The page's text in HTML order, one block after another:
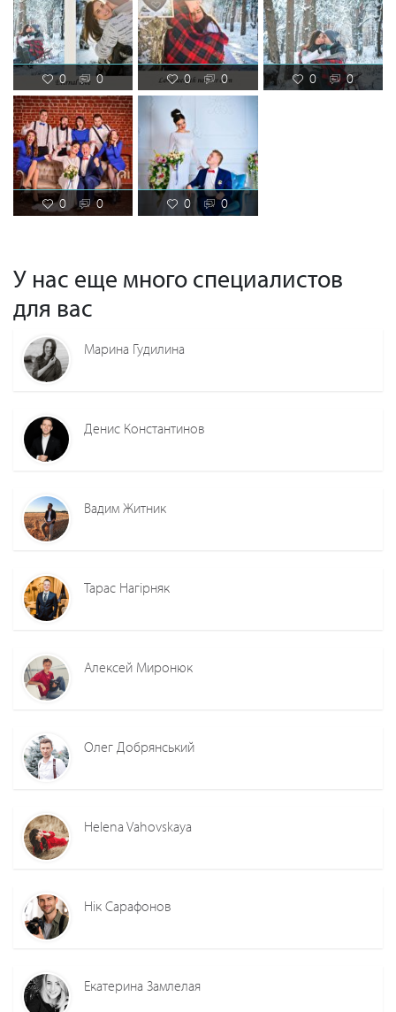
0 0 0 0 0 0
0 0 0 0
У нас еще много специалистов
для вас
Марина Гудилина
Денис Константинов
Вадим Житник
Тарас Нагірняк
Алексей Миронюк
Олег Добрянський
Helena Vahovskaya
Нік Сарафонов
Екатерина Замлелая